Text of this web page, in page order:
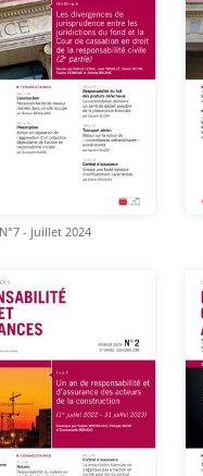
N°7 - juillet 2024